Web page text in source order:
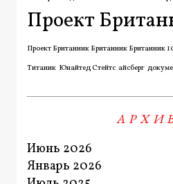
Проект
Проект Британник Британник Британник
Титаник Юнайтед Стейтс айсберг
Июнь 2026
Январь 2026